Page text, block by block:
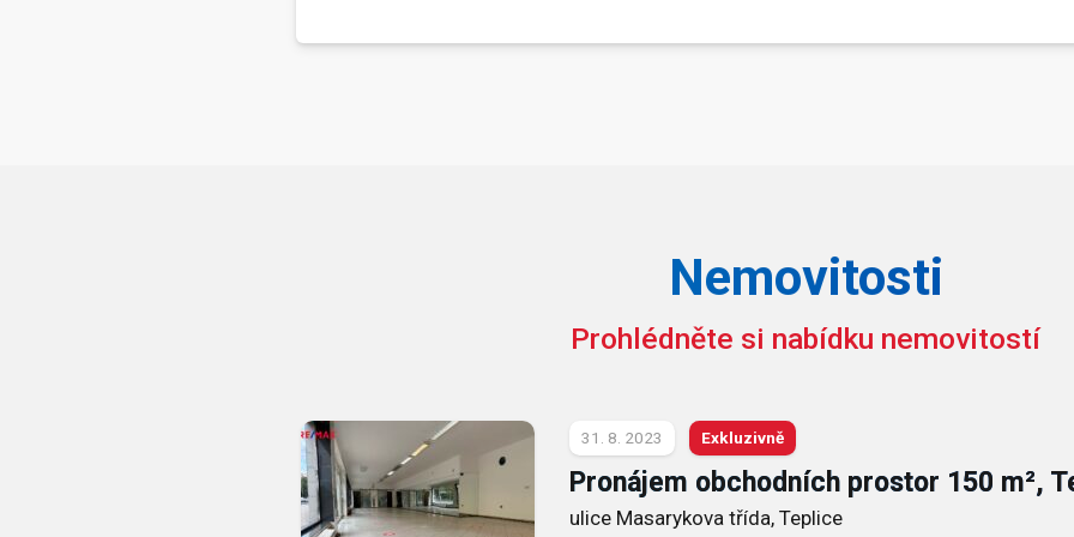
Nemovitosti
Prohlédněte si nabídku nemovitostí
31. 8. 2023 Exkluzivně
Pronájem obchodních prostor 150 m²,
ulice Masarykova třída, Teplice